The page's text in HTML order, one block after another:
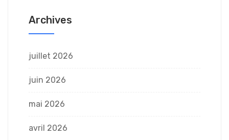
Archives
juillet 2026
juin 2026
mai 2026
avril 2026